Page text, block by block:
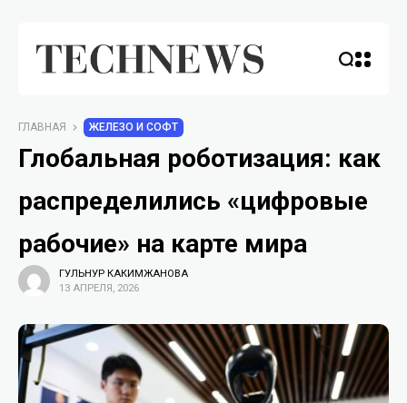
ГЛАВНАЯ ЖЕЛЕЗО И СОФТ
Глобальная роботизация: как
распределились «цифровые
рабочие» на карте мира
ГУЛЬНУР КАКИМЖАНОВА
13 АПРЕЛЯ, 2026